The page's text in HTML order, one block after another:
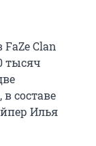
Clan
тысяч
составе
Илья